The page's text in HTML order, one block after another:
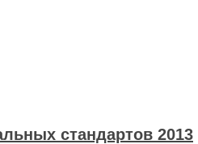
стандартов 2013